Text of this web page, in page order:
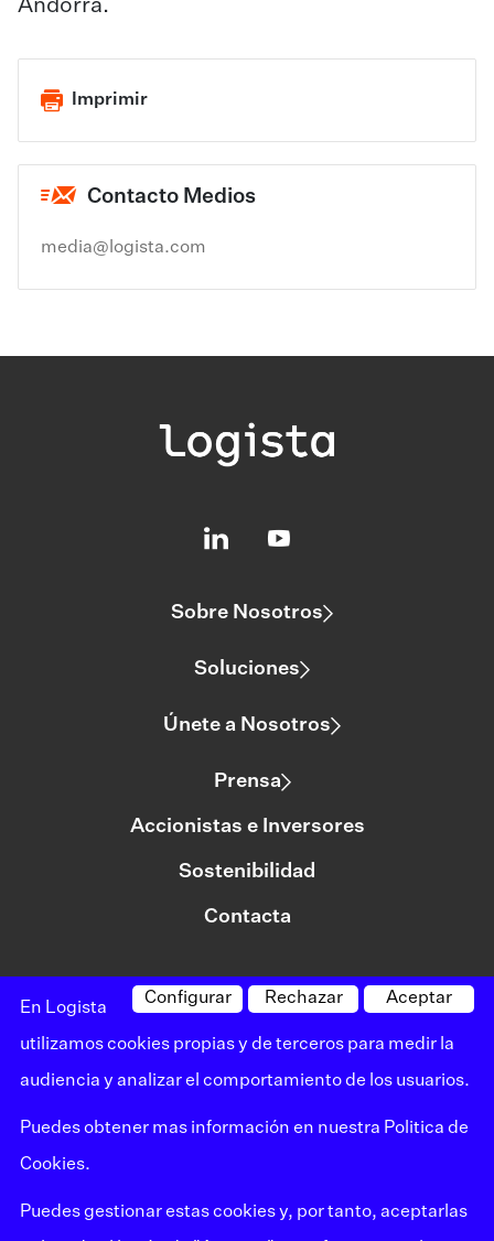
Andorra.
Imprimir
Contacto Medios
media@logista.com
Sobre Nosotros
Soluciones
Únete a Nosotros
Prensa
Accionistas e Inversores
Sostenibilidad
Contacta
©logista Todos los derechos reservados
Aviso legal
Política de privacidad
Política de cookies
Aceptar
Rechazar
Configurar
En Logista
utilizamos cookies propias y de terceros para medir la
audiencia y analizar el comportamiento de los usuarios.
Puedes obtener mas información en nuestra Politica de
Cookies.
Puedes gestionar estas cookies y, por tanto, aceptarlas